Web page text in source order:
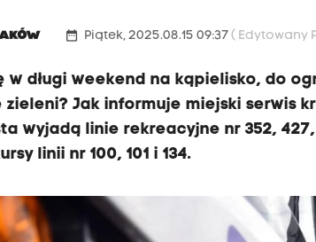
date_range Piątek, 2025.08.15 09:37( Edytowany
w długi weekend na kąpielisko, do
Jak informuje miejski serwis
wyjadą linie rekreacyjne nr 352,
linii nr 100, 101 i 134.